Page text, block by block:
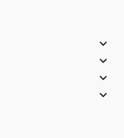



